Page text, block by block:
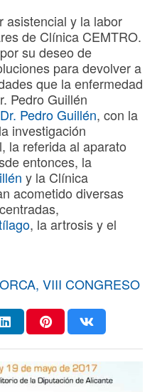
asistencial y la labor
de Clínica CEMTRO.
su deseo de
para devolver a
que la enfermedad
Pedro Guillén
Pedro Guillén, con la
investigación
la referida al aparato
entonces, la
y la Clínica
acometido diversas
, la artrosis y el
,VIII CONGRESO